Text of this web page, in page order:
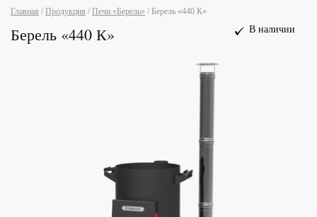
Главная / Продукция / Печи «Берель» / Берель «440 К»
Берель «440 К» В наличии